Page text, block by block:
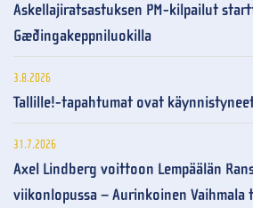
Askellajiratsastuksen PM-kilpailut
Gæðingakeppniluokilla
3.8.2026
Tallille!-tapahtumat ovat
31.7.2026
Axel Lindberg voittoon Lempäälän
viikonlopussa – Aurinkoinen Vaihmala